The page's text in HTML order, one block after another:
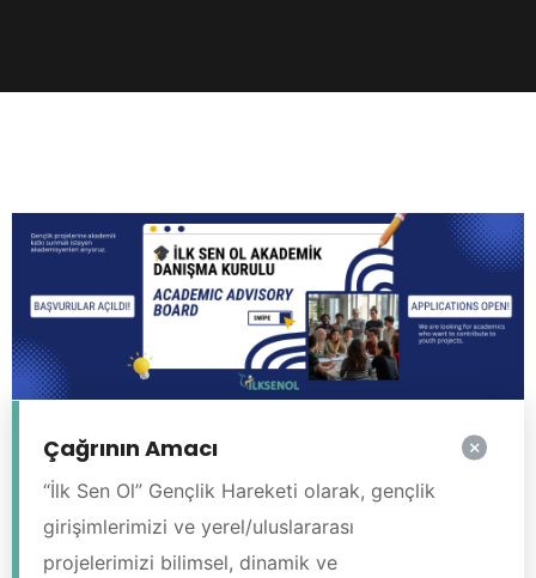
Çağrının Amacı
“İlk Sen Ol” Gençlik Hareketi olarak, gençlik
girişimlerimizi ve yerel/uluslararası
projelerimizi bilimsel, dinamik ve